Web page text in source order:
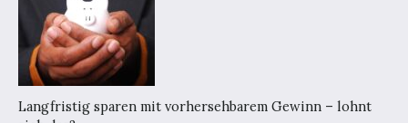
Langfristig sparen mit vorhersehbarem Gewinn – lohnt